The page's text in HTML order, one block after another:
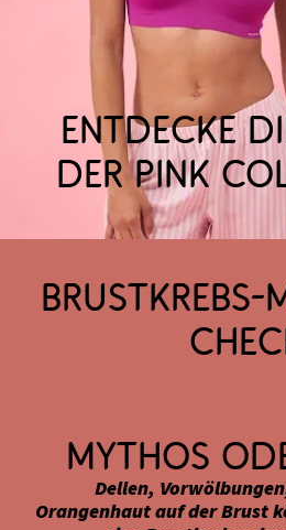
Entdecke
der Pink
BRUSTKREBS-
Mythos
Dellen,
Orangenhaut auf der Brust